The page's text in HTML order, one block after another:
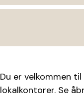
Du er velkommen
lokalkontorer. Se